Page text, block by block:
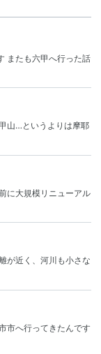
またも六甲へ行った話
山…というよりは摩耶
に大規模リニューアル
が近く、河川も小さな
市へ行ってきたんです